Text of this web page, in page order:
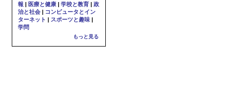
報 | 医療と健康 | 学校と教育 | 政
治と社会 | コンピュータとイン
ターネット | スポーツと趣味 |
学問
もっと見る